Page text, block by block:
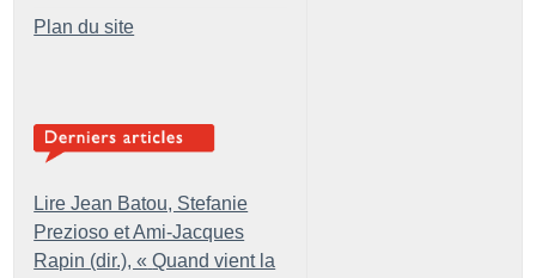
Plan du site
Lire Jean Batou, Stefanie
Prezioso et Ami-Jacques
Rapin (dir.), « Quand vient la